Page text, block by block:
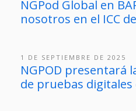
NGPod Global en
nosotros en el ICC
1 DE SEPTIEMBRE DE 2025
NGPOD presentará
de pruebas digitales